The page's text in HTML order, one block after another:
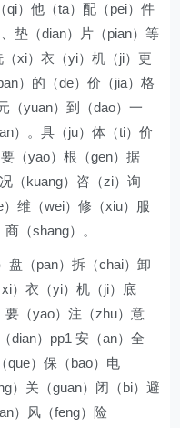
qi）他（ta）配（pei）件
垫（dian）片（pian）等
（xi）衣（yi）机（ji）更
）的（de）价（jia）格
（yuan）到（dao）一
）。具（ju）体（ti）价
（yao）根（gen）据
（kuang）咨（zi）询
）维（wei）修（xiu）服
（shang）。
盘（pan）拆（chai）卸
）衣（yi）机（ji）底
要（yao）注（zhu）意
dian）pp1 安（an）全
que）保（bao）电
）关（guan）闭（bi）避
）风（feng）险